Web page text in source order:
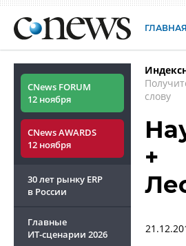
ГЛАВНАЯ
CNews FORUM
12 ноября
CNews AWARDS
12 ноября
30 лет рынку ERP
в России
Главные
ИТ-сценарии 2026
слову
+